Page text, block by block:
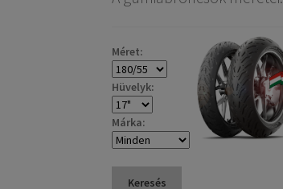
Méret:
Hüvelyk:
Márka:
Keresés